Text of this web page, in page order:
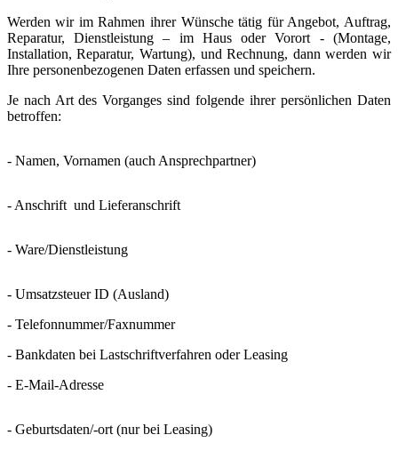
Werden wir im Rahmen ihrer Wünsche tätig für Angebot, Auftrag,
Reparatur, Dienstleistung – im Haus oder Vorort - (Montage,
Installation, Reparatur, Wartung), und Rechnung, dann werden wir
Ihre personenbezogenen Daten erfassen und speichern.
Je nach Art des Vorganges sind folgende ihrer persönlichen Daten
betroffen:
- Namen, Vornamen (auch Ansprechpartner)
- Anschrift und Lieferanschrift
- Ware/Dienstleistung
- Umsatzsteuer ID (Ausland)
- Telefonnummer/Faxnummer
- Bankdaten bei Lastschriftverfahren oder Leasing
- E-Mail-Adresse
- Geburtsdaten/-ort (nur bei Leasing)